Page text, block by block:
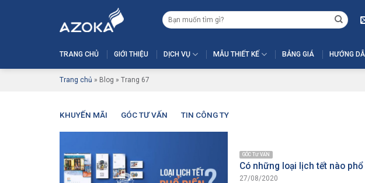
Tìm
kiếm:
TRANG CHỦ GIỚI THIỆU DỊCH VỤ MẪU THIẾT KẾ BẢNG GIÁ HƯỚNG
Trang chủ » Blog » Trang 67
KHUYẾN MÃI GÓC TƯ VẤN TIN CÔNG TY
GÓC TƯ VẤN
Có những loại lịch tết nào phổ
27/08/2020